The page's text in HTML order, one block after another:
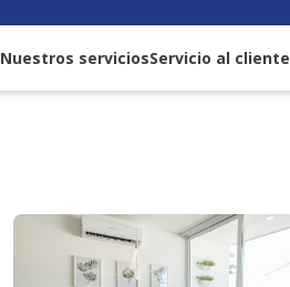
Nuestros serviciosServicio al cliente